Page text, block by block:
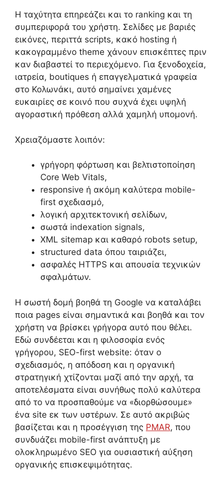
Η ταχύτητα επηρεάζει και το ranking και τη
συμπεριφορά του χρήστη. Σελίδες με βαριές
εικόνες, περιττά scripts, κακό hosting ή
κακογραμμένο theme χάνουν επισκέπτες πριν
καν διαβαστεί το περιεχόμενο. Για ξενοδοχεία,
ιατρεία, boutiques ή επαγγελματικά γραφεία
στο Κολωνάκι, αυτό σημαίνει χαμένες
ευκαιρίες σε κοινό που συχνά έχει υψηλή
αγοραστική πρόθεση αλλά χαμηλή υπομονή.
Χρειαζόμαστε λοιπόν:
γρήγορη φόρτωση και βελτιστοποίηση
Core Web Vitals,
responsive ή ακόμη καλύτερα mobile-
first σχεδιασμό,
λογική αρχιτεκτονική σελίδων,
σωστά indexation signals,
XML sitemap και καθαρό robots setup,
structured data όπου ταιριάζει,
ασφαλές HTTPS και απουσία τεχνικών
σφαλμάτων.
Η σωστή δομή βοηθά τη Google να καταλάβει
ποια pages είναι σημαντικά και βοηθά και τον
χρήστη να βρίσκει γρήγορα αυτό που θέλει.
Εδώ συνδέεται και η φιλοσοφία ενός
γρήγορου, SEO-first website: όταν ο
σχεδιασμός, η απόδοση και η οργανική
στρατηγική χτίζονται μαζί από την αρχή, τα
αποτελέσματα είναι συνήθως πολύ καλύτερα
από το να προσπαθούμε να «διορθώσουμε»
ένα site εκ των υστέρων. Σε αυτό ακριβώς
βασίζεται και η προσέγγιση της PMAR, που
συνδυάζει mobile-first ανάπτυξη με
ολοκληρωμένο SEO για ουσιαστική αύξηση
οργανικής επισκεψιμότητας.